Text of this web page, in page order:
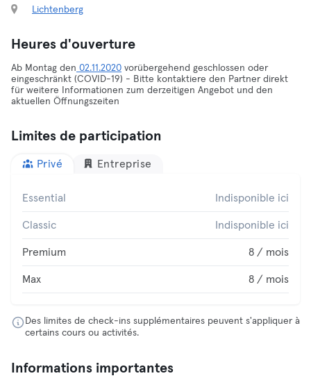
Lichtenberg
Heures d'ouverture
Ab Montag den 02.11.2020 vorübergehend geschlossen oder
eingeschränkt (COVID-19) - Bitte kontaktiere den Partner direkt
für weitere Informationen zum derzeitigen Angebot und den
aktuellen Öffnungszeiten
Limites de participation
Privé Entreprise
Essential Indisponible ici
Classic Indisponible ici
Premium 8 / mois
Max 8 / mois
Des limites de check-ins supplémentaires peuvent s'appliquer à
certains cours ou activités.
Informations importantes